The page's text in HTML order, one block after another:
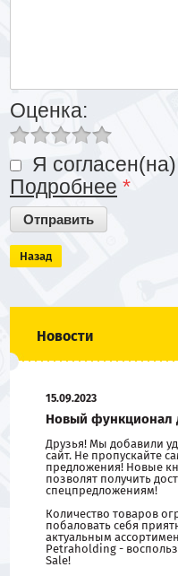
Оценка:
Я
Подробнее *
Назад
Новости
15.09.2023
Новый функционал
Друзья! Мы добавили
сайт. Не пропускайте
предложения! Новые
позволят получить
спецпредложениям!
Количество товаров
побаловать себя
актуальным
Petraholding -
Sale!